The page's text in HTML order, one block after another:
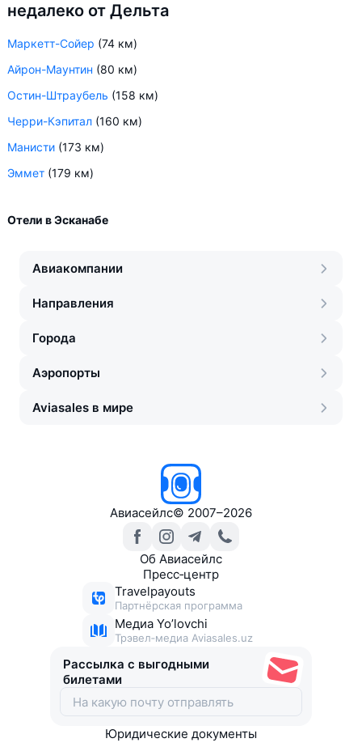
недалеко от Дельта
Маркетт-Сойер (74 км)
Айрон-Маунтин (80 км)
Остин-Штраубель (158 км)
Черри-Кэпитал (160 км)
Манисти (173 км)
Эммет (179 км)
Отели в Эсканабе
Авиакомпании
Направления
Города
Аэропорты
Aviasales в мире
Авиасейлс© 2007–2026
Об Авиасейлс
Пресс‑центр
Travelpayouts
Партнёрская программа
Медиа Yo’lovchi
Трэвел‑медиа Aviasales.uz
Рассылка с выгодными
билетами
Юридические документы